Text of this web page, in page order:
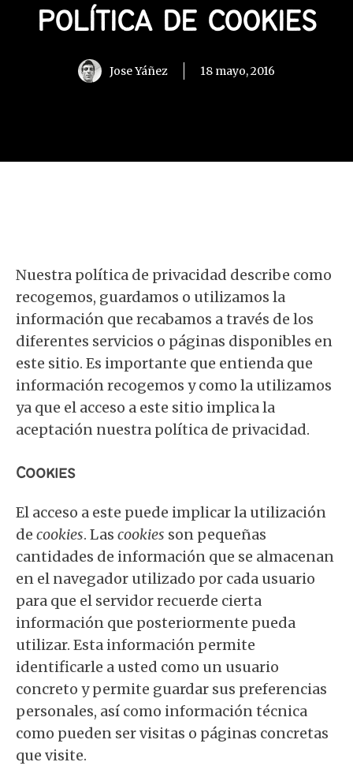
POLÍTICA DE COOKIES
Jose Yáñez 18 mayo, 2016
Nuestra política de privacidad describe como
recogemos, guardamos o utilizamos la
información que recabamos a través de los
diferentes servicios o páginas disponibles en
este sitio. Es importante que entienda que
información recogemos y como la utilizamos
ya que el acceso a este sitio implica la
aceptación nuestra política de privacidad.
Cookies
El acceso a este puede implicar la utilización
de cookies. Las cookies son pequeñas
cantidades de información que se almacenan
en el navegador utilizado por cada usuario
para que el servidor recuerde cierta
información que posteriormente pueda
utilizar. Esta información permite
identificarle a usted como un usuario
concreto y permite guardar sus preferencias
personales, así como información técnica
como pueden ser visitas o páginas concretas
que visite.